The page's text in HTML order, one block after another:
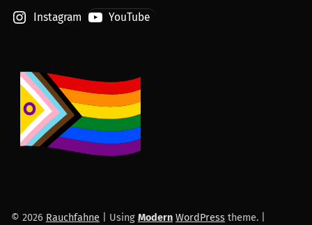
Instagram YouTube
© 2026 Rauchfahne Using Modern WordPress theme.